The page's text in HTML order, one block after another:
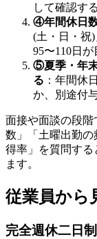
して確認する
④年間休日
(土・日・祝
95〜110日
⑤夏季・年
る ：年間休
か、別途付
面接や面談の段階
数」「土曜出勤の
得率」を質問する
ます。
従業員から
完全週休二日